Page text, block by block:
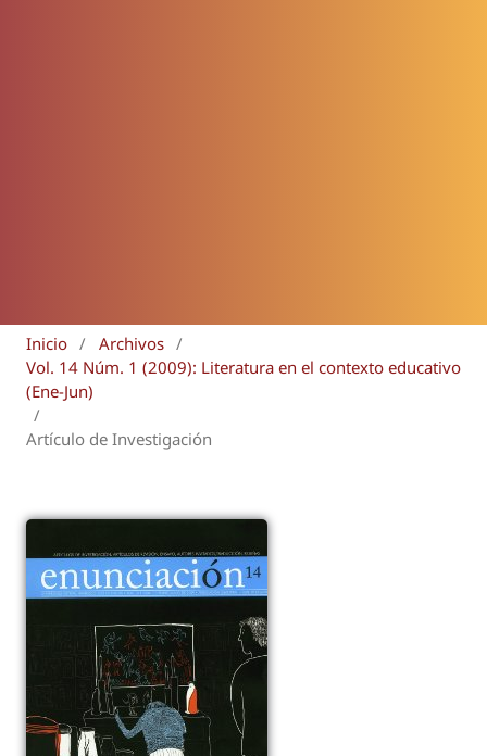
Inicio / Archivos /
Vol. 14 Núm. 1 (2009): Literatura en el contexto educativo
(Ene-Jun)
/
Artículo de Investigación